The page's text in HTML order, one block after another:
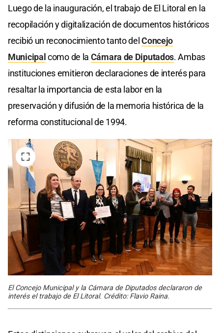
Luego de la inauguración, el trabajo de El Litoral en la
recopilación y digitalización de documentos históricos
recibió un reconocimiento tanto delConcejo
Municipalcomo de la Cámara de Diputados. Ambas
instituciones emitieron declaraciones de interés para
resaltar la importancia de esta labor en la
preservación y difusión de la memoria histórica de la
reforma constitucional de 1994.
El Concejo Municipal y la Cámara de Diputados declararon de
interés el trabajo de El Litoral. Crédito: Flavio Raina.